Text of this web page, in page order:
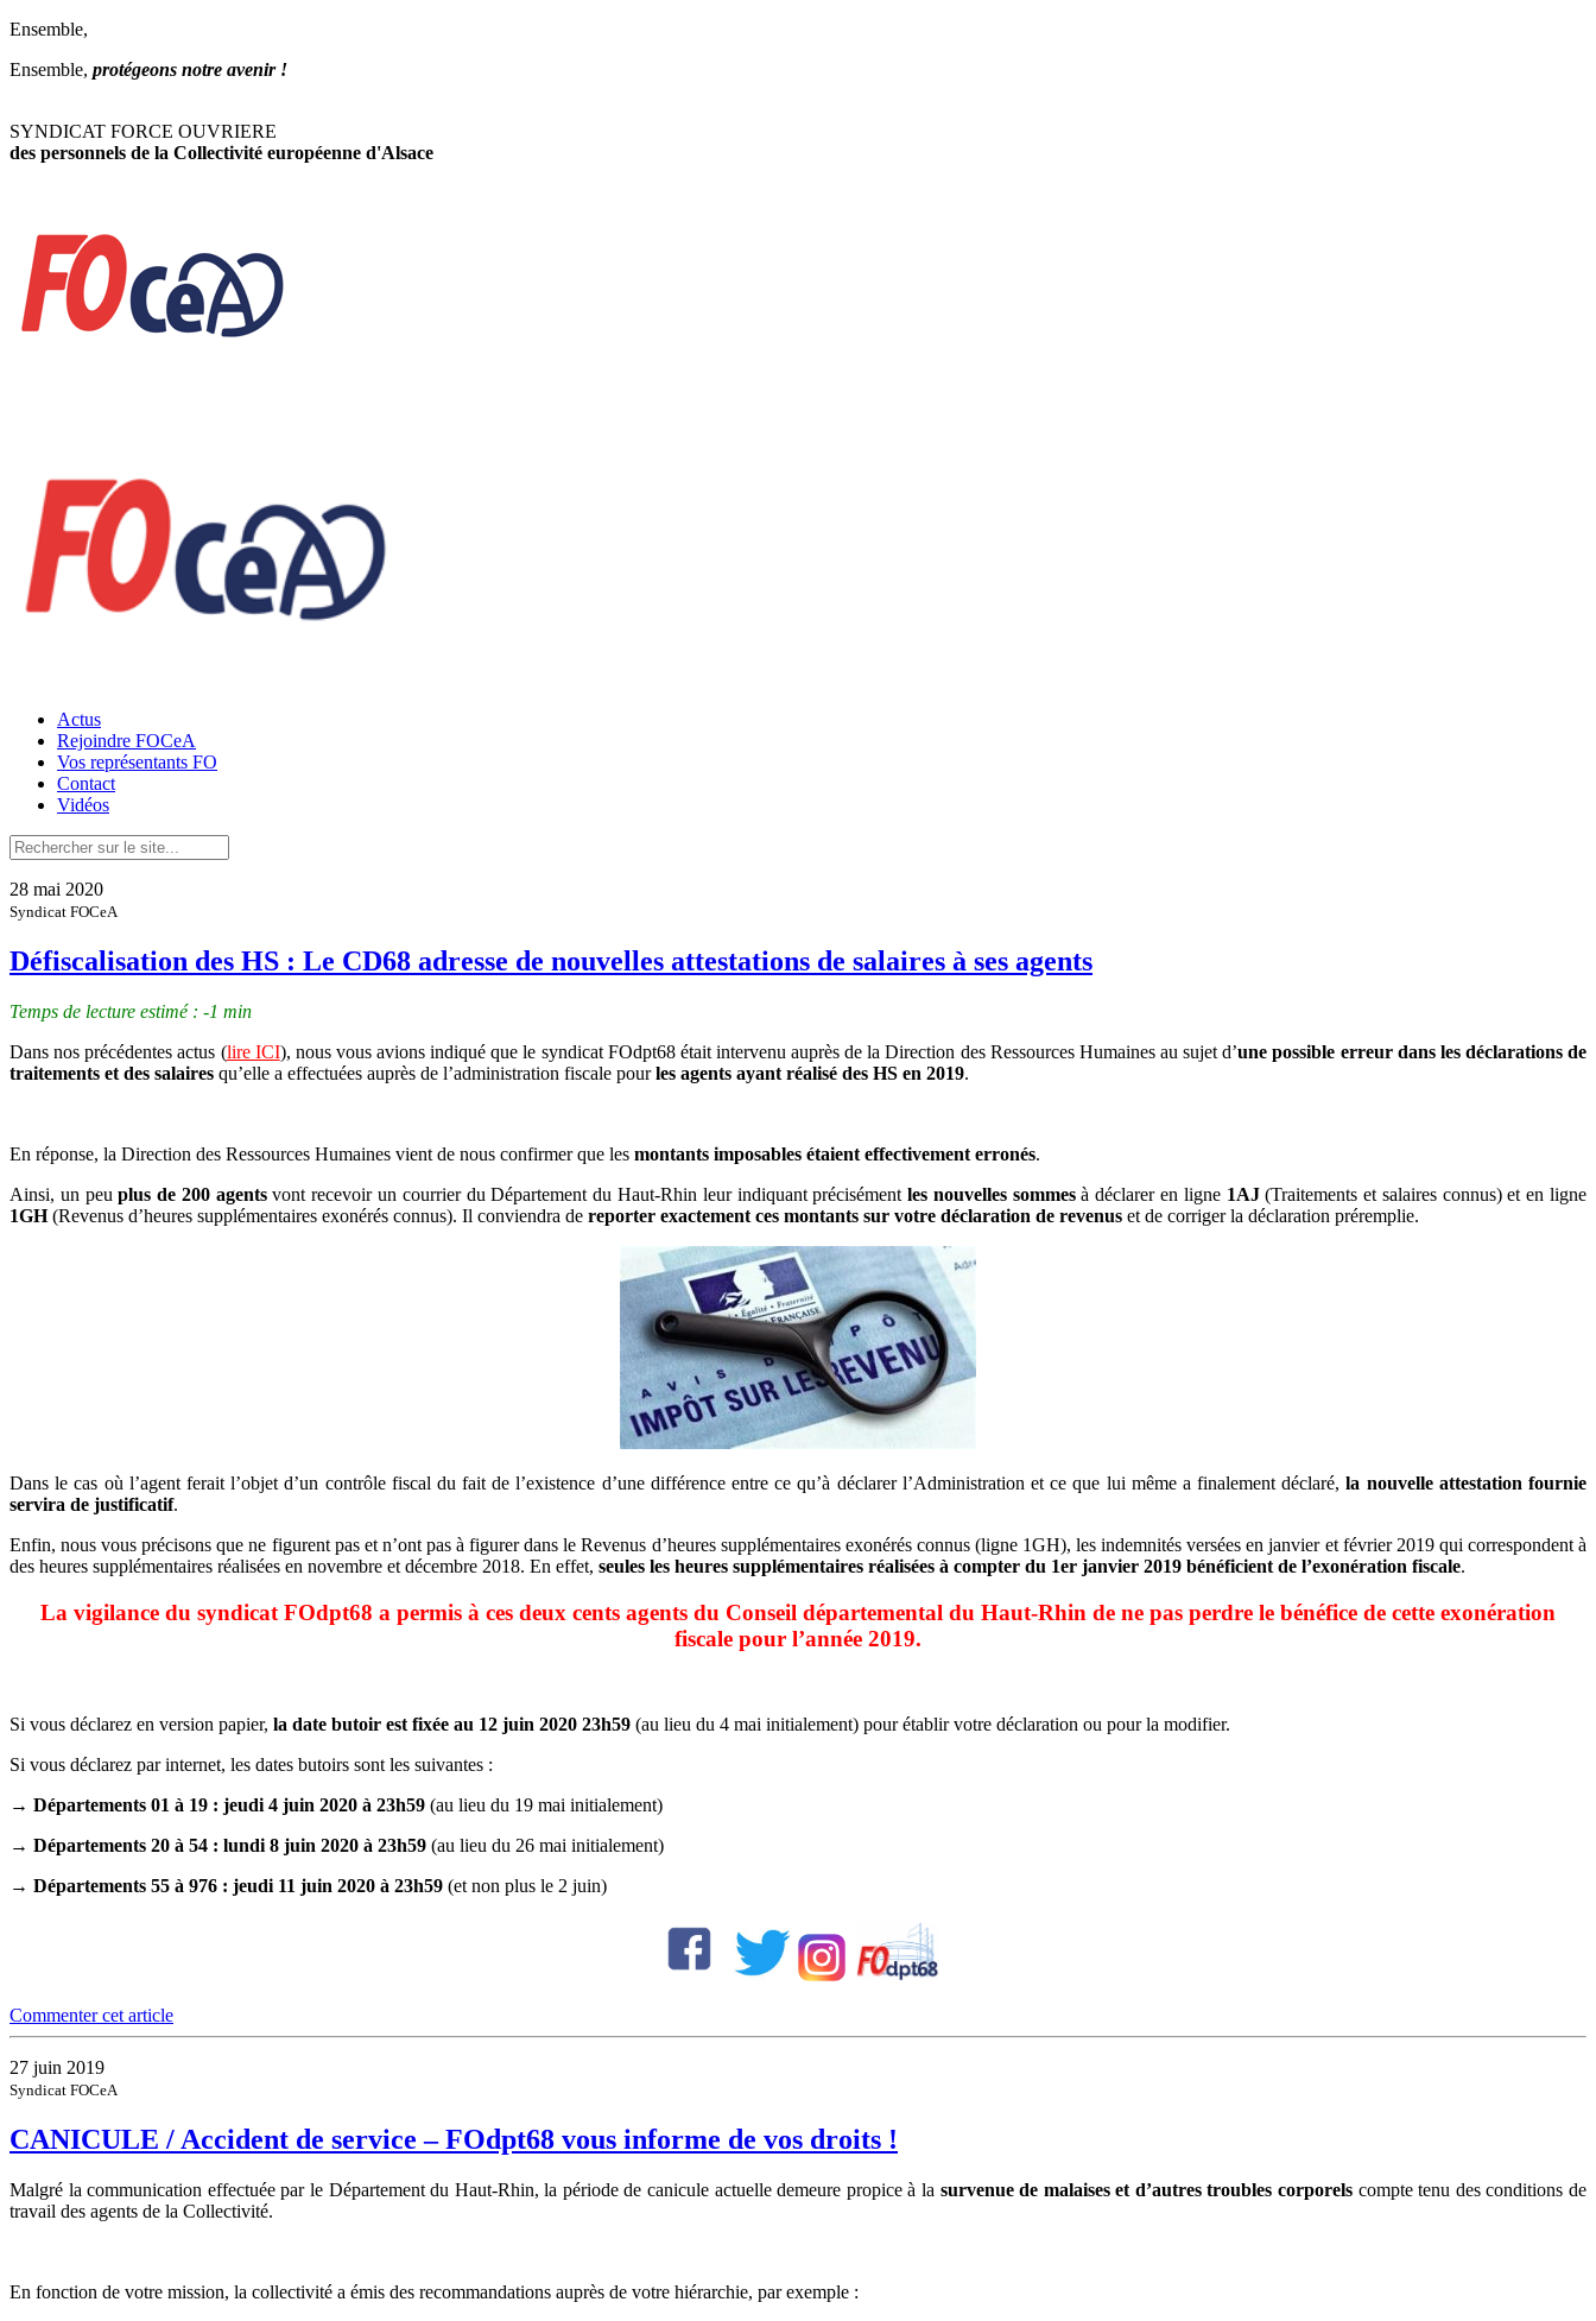
Ensemble,
Ensemble, protégeons notre avenir !
SYNDICAT FORCE OUVRIERE
des personnels de la Collectivité européenne d'Alsace
Actus
Rejoindre FOCeA
Vos représentants FO
Contact
Vidéos
28 mai 2020
Syndicat FOCeA
Défiscalisation des HS : Le CD68 adresse de nouvelles attestations de salaires à ses agents
Temps de lecture estimé : -1 min
Dans nos précédentes actus (lire ICI), nous vous avions indiqué que le syndicat FOdpt68 était intervenu auprès de la Direction des Ressources Humaines au sujet d’une possible erreur dans les déclarations de
traitements et des salaires qu’elle a effectuées auprès de l’administration fiscale pourles agents ayant réalisé des HS en 2019.
En réponse, la Direction des Ressources Humaines vient de nous confirmer que les montants imposables étaient effectivement erronés.
Ainsi, un peuplus de 200 agentsvont recevoir un courrier du Département du Haut-Rhin leur indiquant précisémentles nouvelles sommesà déclarer en ligne 1AJ(Traitements et salaires connus) et en ligne
1GH(Revenus d’heures supplémentaires exonérés connus). Il conviendra de reporter exactement ces montants sur votre déclaration de revenus et de corriger la déclaration préremplie.
Dans le cas où l’agent ferait l’objet d’un contrôle fiscal du fait de l’existence d’une différence entre ce qu’à déclarer l’Administration et ce que lui même a finalement déclaré,la nouvelle attestation fournie
servira de justificatif.
Enfin, nous vous précisons que ne figurent pas et n’ont pas à figurer dans le Revenus d’heures supplémentaires exonérés connus (ligne 1GH), les indemnités versées en janvier et février 2019 qui correspondent à
des heures supplémentaires réalisées en novembre et décembre 2018. En effet, seules les heures supplémentaires réalisées à compter du 1er janvier 2019 bénéficient de l’exonération fiscale.
La vigilance du syndicat FOdpt68 a permis à ces deux cents agents du Conseil départemental du Haut-Rhin de ne pas perdre le bénéfice de cette exonération
fiscale pour l’année 2019.
Si vous déclarez en version papier, la date butoir est fixée au 12 juin 2020 23h59 (au lieu du 4 mai initialement) pour établir votre déclaration ou pour la modifier.
Si vous déclarez par internet, les dates butoirs sont les suivantes :
→ Départements 01 à 19 : jeudi 4 juin 2020 à 23h59 (au lieu du 19 mai initialement)
→ Départements 20 à 54 : lundi 8 juin 2020 à 23h59 (au lieu du 26 mai initialement)
→ Départements 55 à 976 : jeudi 11 juin 2020 à 23h59 (et non plus le 2 juin)
Commenter cet article
27 juin 2019
Syndicat FOCeA
CANICULE / Accident de service – FOdpt68 vous informe de vos droits !
Malgré la communication effectuée par le Département du Haut-Rhin, la période de canicule actuelle demeure propice à la survenue de malaises et d’autres troubles corporels compte tenu des conditions de
travail des agents de la Collectivité.
En fonction de votre mission, la collectivité a émis des recommandations auprès de votre hiérarchie, par exemple :